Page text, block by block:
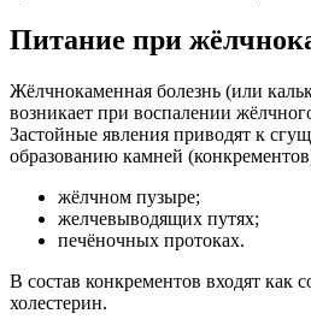
Питание при
Жёлчнокаменная болезнь (или
возникает при воспалении
Застойные явления приводят к
образованию камней
жёлчном пузыре;
желчевыводящих путях;
печёночных протоках.
В состав конкрементов входят как
холестерин.